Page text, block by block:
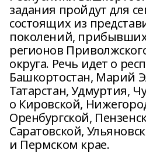
задания пройдут для
состоящих из
поколений, прибывших
регионов
округа. Речь идет о
Башкортостан, Марий
Татарстан, Удмуртия,
о Кировской,
Оренбургской,
Саратовской,
и Пермском крае.